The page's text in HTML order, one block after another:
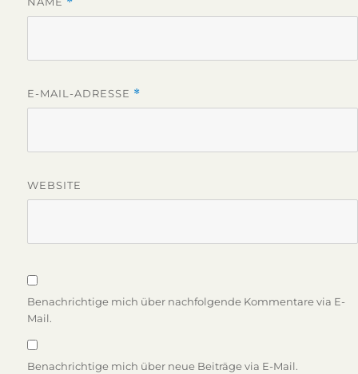
E-MAIL-ADRESSE *
WEBSITE
Benachrichtige mich über nachfolgende Kommentare via E-
Mail.
Benachrichtige mich über neue Beiträge via E-Mail.